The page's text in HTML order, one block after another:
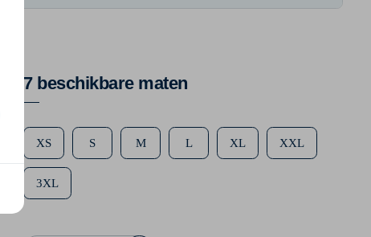
7 beschikbare maten
XS S M L XL XXL
3XL